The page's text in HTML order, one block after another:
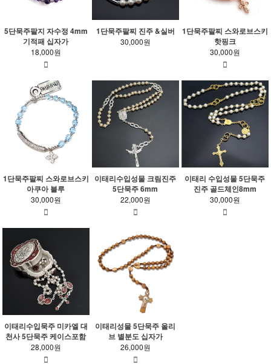
5단묵주팔지 자수정 4mm
기적패 십자가
18,000원
1단묵주팔찌 진주 &실버
30,000원
1단묵주팔찌 스와로브스키
핫핑크
30,000원
1단묵주팔찌 스와로브스키
아쿠아 블루
30,000원
이태리수입성물 크림진주
5단묵주 6mm
22,000원
이태리 수입성물 5단묵주
진주 골드체인8mm
30,000원
이태리수입묵주 미카엘 대
천사 5단묵주 케이스포함
28,000원
이태리성물 5단묵주 올리
브 별분도 십자가
26,000원